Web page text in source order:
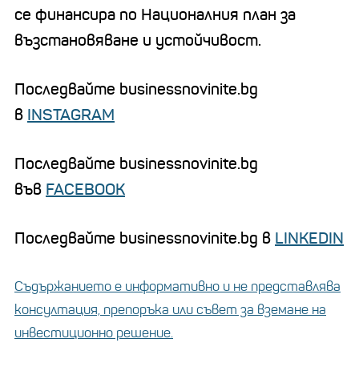
се финансира по Националния план за
възстановяване и устойчивост.
Последвайте businessnovinite.bg
в INSTAGRAM
Последвайте businessnovinite.bg
във FACEBOOK
Последвайте businessnovinite.bg в LINKEDIN
Съдържанието е информативно и не представлява
консултация, препоръка или съвет за вземане на
инвестиционно решение.